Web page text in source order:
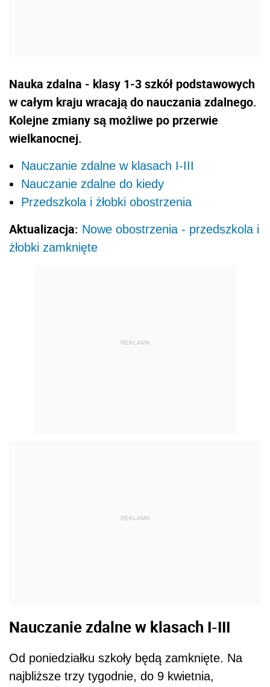
Nauka zdalna - klasy 1-3 szkół podstawowych
w całym kraju wracają do nauczania zdalnego.
Kolejne zmiany są możliwe po przerwie
wielkanocnej.
Nauczanie zdalne w klasach I-III
Nauczanie zdalne do kiedy
Przedszkola i żłobki obostrzenia
Aktualizacja: Nowe obostrzenia - przedszkola i
żłobki zamknięte
REKLAMA
REKLAMA
Nauczanie zdalne w klasach I-III
Od poniedziałku szkoły będą zamknięte. Na
najbliższe trzy tygodnie, do 9 kwietnia,